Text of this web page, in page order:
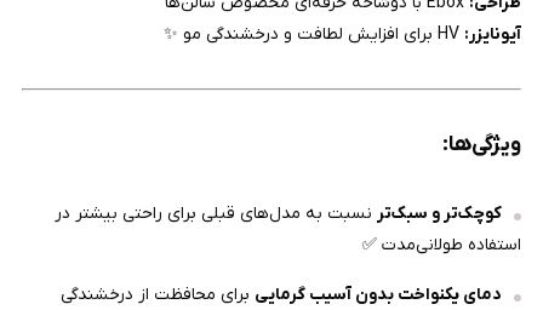
آیونایزر:
ویژگی‌ها:
کوچک‌تر و سبک‌تر نسبت به مدل‌های قبلی برای راحتی بیشتر در
استفاده طولانی‌مدت ✅
دمای یکنواخت بدون آسیب گرمایی برای محافظت از درخشندگی